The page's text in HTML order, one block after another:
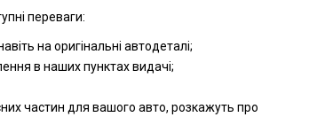
переваги:
на оригінальні автодеталі;
в наших пунктах видачі;
частин для вашого авто, розкажуть про